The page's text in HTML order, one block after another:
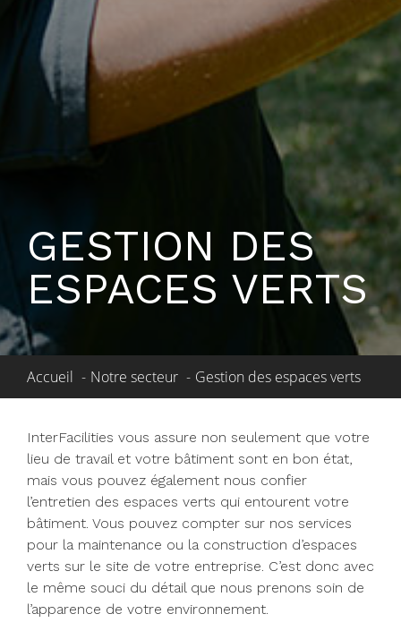
GESTION DES
ESPACES VERTS
Accueil Notre secteur Gestion des espaces verts
InterFacilities vous assure non seulement que votre
lieu de travail et votre bâtiment sont en bon état,
mais vous pouvez également nous confier
l’entretien des espaces verts qui entourent votre
bâtiment. Vous pouvez compter sur nos services
pour la maintenance ou la construction d’espaces
verts sur le site de votre entreprise. C’est donc avec
le même souci du détail que nous prenons soin de
l’apparence de votre environnement.